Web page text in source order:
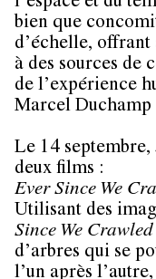
bien que
d’échelle,
à des sources de
de l’expérience
Marcel Duchamp
Le 14
deux films :
Ever Since We
Utilisant des
Since We
d’arbres qui se
l’un après